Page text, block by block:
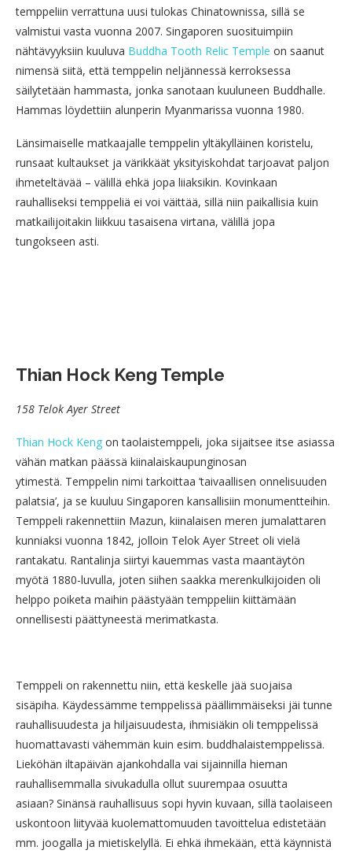
temppeliin verrattuna uusi tulokas Chinatownissa, sillä se
valmistui vasta vuonna 2007. Singaporen suosituimpiin
nähtävyyksiin kuuluva Buddha Tooth Relic Temple on saanut
nimensä siitä, että temppelin neljännessä kerroksessa
säilytetään hammasta, jonka sanotaan kuuluneen Buddhalle.
Hammas löydettiin alunperin Myanmarissa vuonna 1980.
Länsimaiselle matkaajalle temppelin yltäkylläinen koristelu,
runsaat kultaukset ja värikkäät yksityiskohdat tarjoavat paljon
ihmeteltävää – välillä ehkä jopa liiaksikin. Kovinkaan
rauhalliseksi temppeliä ei voi väittää, sillä niin paikallisia kuin
matkailijoitakin liikkuu tasaisena virtana, välillä jopa
tungokseen asti.
Thian Hock Keng Temple
158 Telok Ayer Street
Thian Hock Keng on taolaistemppeli, joka sijaitsee itse asiassa
vähän matkan päässä kiinalaiskaupunginosan
ytimestä. Temppelin nimi tarkoittaa ’taivaallisen onnelisuuden
palatsia’, ja se kuuluu Singaporen kansallisiin monumentteihin.
Temppeli rakennettiin Mazun, kiinalaisen meren jumalattaren
kunniaksi vuonna 1842, jolloin Telok Ayer Street oli vielä
rantakatu. Rantalinja siirtyi kauemmas vasta maantäytön
myötä 1880-luvulla, joten siihen saakka merenkulkijoiden oli
helppo poiketa maihin päästyään temppeliin kiittämään
onnellisesti päättyneestä merimatkasta.
Temppeli on rakennettu niin, että keskelle jää suojaisa
sisäpiha. Käydessämme temppelissä päällimmäiseksi jäi tunne
rauhallisuudesta ja hiljaisuudesta, ihmisiäkin oli temppelissä
huomattavasti vähemmän kuin esim. buddhalaistemppelissä.
Lieköhän iltapäivän ajankohdalla vai sijainnilla hieman
rauhallisemmalla sivukadulla ollut suurempaa osuutta
asiaan? Sinänsä rauhallisuus sopi hyvin kuvaan, sillä taolaiseen
uskontoon liityvää kuolemattomuuden tavoittelua edistetään
mm. joogalla ja mietiskelyllä. Ei ehkä ihmekään, että käynnistä